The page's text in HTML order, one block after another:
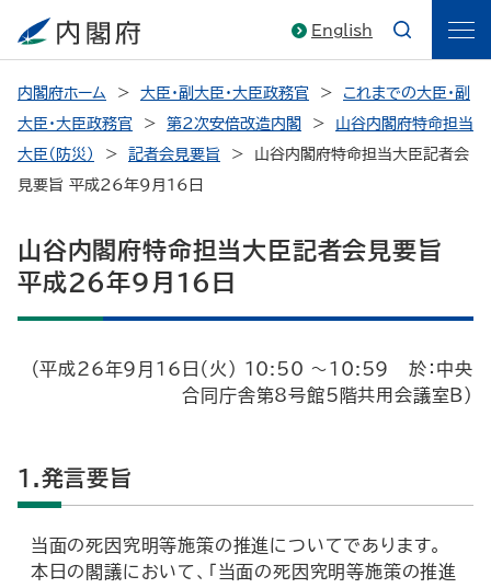
English
内閣府ホーム 大臣・副大臣・大臣政務官
これまでの大臣・副
大臣・大臣政務官
第2次安倍改造内閣
山谷内閣府特命担当
大臣（防災）
記者会見要旨
山谷内閣府特命担当大臣記者会
見要旨 平成26年9月16日
山谷内閣府特命担当大臣記者会見要旨
平成26年9月16日
（平成26年9月16日（火） 10:50 ～10:59 於：中央
合同庁舎第8号館5階共用会議室B）
1.発言要旨
当面の死因究明等施策の推進についてであります。
本日の閣議において、「当面の死因究明等施策の推進